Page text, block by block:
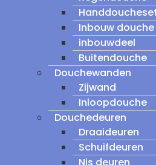
Inbouw douche
inbouwdeel
Buitendouche
Douchewanden
Zijwand
Inloopdouche
Douchedeuren
Draaideuren
Schuifdeuren
Nis deuren